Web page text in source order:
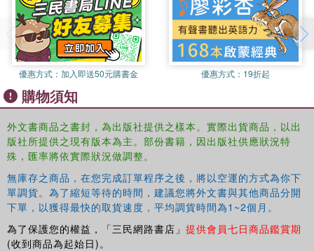
Features:
Presents numerous sustainable development considerations for
key industries
Discusses how environmental impact assessments are prepared
for each stage of a project
Describes different environmental management plans for
established projects
Offers mitigation plans for various potential environmental impacts
Includes practical examples from the construction, manufacturing,
transport, and mining industries
優惠方式： 加入即送50元購書金 優惠方式： 19折起
購物須知
外文書商品之書封，為出版社提供之樣本。實際出貨商品，以出
版社所提供之現有版本為主。部份書籍，因出版社供應狀況特
殊，匯率將依實際狀況做調整。
無庫存之商品，在您完成訂單程序之後，將以空運的方式為你下
單調貨。為了縮短等待的時間，建議您將外文書與其他商品分開
下單，以獲得最快的取貨速度，平均調貨時間為1~2個月。
為了保護您的權益，「三民網路書店」 提供會員七日商品鑑賞期
(收到商品為起始日)。